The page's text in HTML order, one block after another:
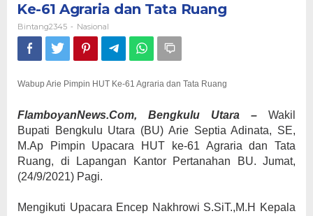
Ke-61 Agraria dan Tata Ruang
Bintang2345 - Nasional
Wabup Arie Pimpin HUT Ke-61 Agraria dan Tata Ruang
FlamboyanNews.Com, Bengkulu Utara – Wakil
Bupati Bengkulu Utara (BU) Arie Septia Adinata, SE,
M.Ap Pimpin Upacara HUT ke-61 Agraria dan Tata
Ruang, di Lapangan Kantor Pertanahan BU. Jumat,
(24/9/2021) Pagi.
Mengikuti Upacara Encep Nakhrowi S.SiT.,M.H Kepala